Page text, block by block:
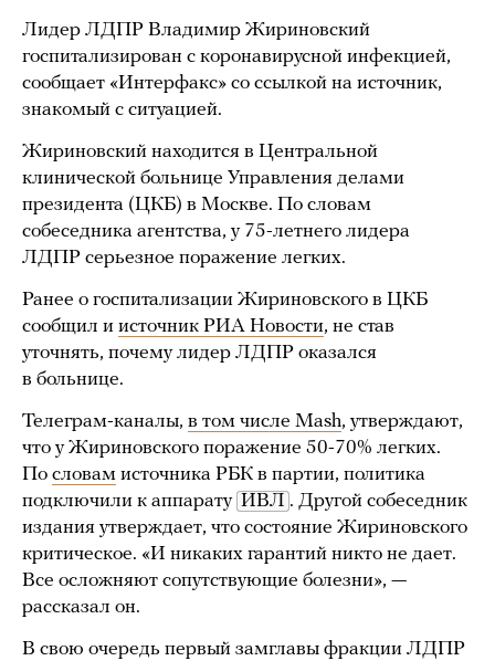
Лидер ЛДПР Владимир Жириновский
госпитализирован с коронавирусной инфекцией,
сообщает «Интерфакс» со ссылкой на источник,
знакомый с ситуацией.
Жириновский находится в Центральной
клинической больнице Управления делами
президента (ЦКБ) в Москве. По словам
собеседника агентства, у 75-летнего лидера
ЛДПР серьезное поражение легких.
Ранее о госпитализации Жириновского в ЦКБ
сообщил и источник РИА Новости, не став
уточнять, почему лидер ЛДПР оказался
в больнице.
Телеграм-каналы, в том числе Mash, утверждают,
что у Жириновского поражение 50-70% легких.
По словам источника РБК в партии, политика
подключили к аппарату ИВЛ . Другой собеседник
издания утверждает, что состояние Жириновского
критическое. «И никаких гарантий никто не дает.
Все осложняют сопутствующие болезни», —
рассказал он.
В свою очередь первый замглавы фракции ЛДПР